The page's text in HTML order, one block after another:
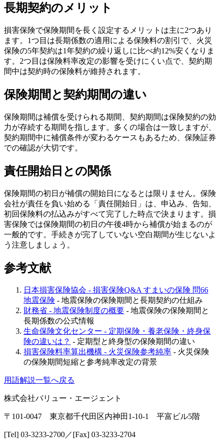
長期契約のメリット
損害保険で保険期間を長く設定するメリットは主に2つあり
ます。1つ目は長期係数の適用による保険料の割引で、火災
保険の5年契約は1年契約の繰り返しに比べ約12%安くなりま
す。2つ目は保険料率改定の影響を受けにくい点で、契約期
間中は契約時の保険料が維持されます。
保険期間と契約期間の違い
保険期間は補償を受けられる期間、契約期間は保険契約の効
力が存続する期間を指します。多くの場合は一致しますが、
契約期間中に補償条件が変わるケースもあるため、保険証券
での確認が大切です。
責任開始日との関係
保険期間の初日が補償の開始日になるとは限りません。保険
会社が責任を負い始める「責任開始日」は、申込み、告知、
初回保険料の払込みがすべて完了した時点で決まります。損
害保険では保険期間の初日の午後4時から補償が始まるのが
一般的です。手続きが完了していない空白期間が生じないよ
う注意しましょう。
参考文献
日本損害保険協会 - 損害保険Q&A すまいの保険 問66
地震保険 - 地震保険の保険期間と長期契約の仕組み
財務省 - 地震保険制度の概要 - 地震保険の保険期間と
長期係数の公式情報
生命保険文化センター - 定期保険・養老保険・終身保
険の違いは？ - 定期型と終身型の保険期間の違い
損害保険料率算出機構 - 火災保険参考純率 - 火災保険
の保険期間短縮と参考純率改定の背景
用語解説一覧へ戻る
株式会社バリュー・エージェント
〒101-0047 東京都千代田区内神田1-10-1 平富ビル5階
[Tel] 03-3233-2700／[Fax] 03-3233-2704